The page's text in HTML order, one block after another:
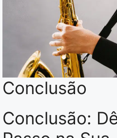
Conclusão
Conclusão: